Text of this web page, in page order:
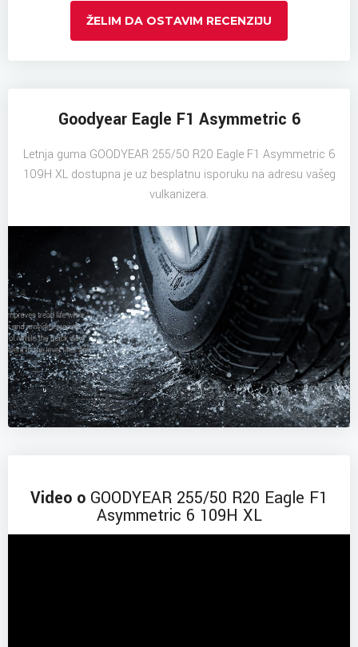
ŽELIM DA OSTAVIM RECENZIJU
Goodyear Eagle F1 Asymmetric 6
Letnja guma GOODYEAR 255/50 R20 Eagle F1 Asymmetric 6
109H XL dostupna je uz besplatnu isporuku na adresu vašeg
vulkanizera.
Video o GOODYEAR 255/50 R20 Eagle F1
Asymmetric 6 109H XL